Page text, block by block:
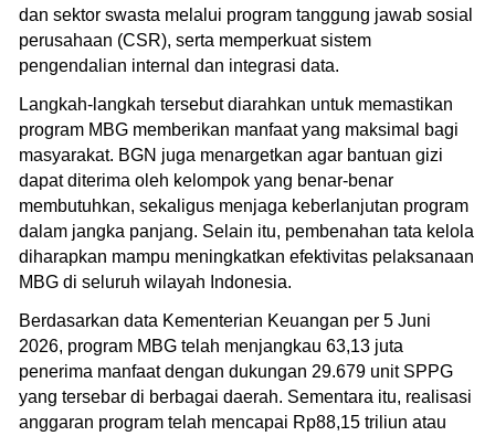
dan sektor swasta melalui program tanggung jawab sosial
perusahaan (CSR), serta memperkuat sistem
pengendalian internal dan integrasi data.
Langkah-langkah tersebut diarahkan untuk memastikan
program MBG memberikan manfaat yang maksimal bagi
masyarakat. BGN juga menargetkan agar bantuan gizi
dapat diterima oleh kelompok yang benar-benar
membutuhkan, sekaligus menjaga keberlanjutan program
dalam jangka panjang. Selain itu, pembenahan tata kelola
diharapkan mampu meningkatkan efektivitas pelaksanaan
MBG di seluruh wilayah Indonesia.
Berdasarkan data Kementerian Keuangan per 5 Juni
2026, program MBG telah menjangkau 63,13 juta
penerima manfaat dengan dukungan 29.679 unit SPPG
yang tersebar di berbagai daerah. Sementara itu, realisasi
anggaran program telah mencapai Rp88,15 triliun atau